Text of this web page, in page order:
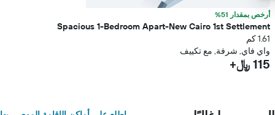
أرخص بمقدار 51%
Spacious 1-Bedroom Apart-New Cairo 1st Settlement
1.61 كم
واي فاي, شرفة, مع تكييف
115 ﷼+